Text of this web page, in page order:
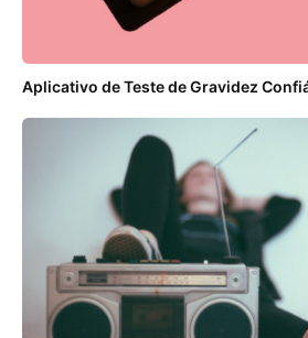
Aplicativo de Teste de Gravidez